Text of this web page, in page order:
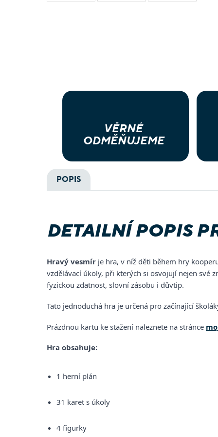
VĚRNÉ
ODMĚŇUJEME
POPIS
DETAILNÍ POPIS
Hravý vesmír je hra, v níž děti během hry
vzdělávací úkoly, při kterých si osvojují nejen své
fyzickou zdatnost, slovní zásobu i důvtip.
Tato jednoduchá hra je určená pro začínající
Prázdnou kartu ke stažení naleznete na stránce
Hra obsahuje:
1 herní plán
31 karet s úkoly
4 figurky